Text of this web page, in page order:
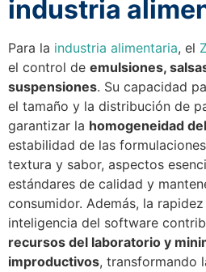
industria
Para la industria alimentaria, el
el control de emulsiones,
suspensiones. Su capacidad
el tamaño y la distribución de
garantizar la homogeneidad
estabilidad de las
textura y sabor, aspectos
estándares de calidad y
consumidor. Además, la
inteligencia del software
recursos del laboratorio y
improductivos, transformando